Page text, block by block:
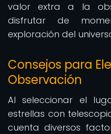
valor extra a la
disfrutar de
exploración del
Consejos para
Observación
Al seleccionar el
estrellas con
cuenta diversos